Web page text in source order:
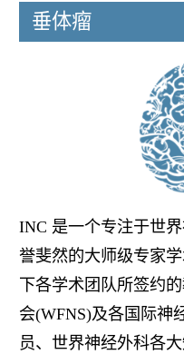
垂体瘤
INC 是一个专注于世
誉斐然的大师级专家
下各学术团队所签约
会(WFNS)及各国际神
员、世界神经外科各